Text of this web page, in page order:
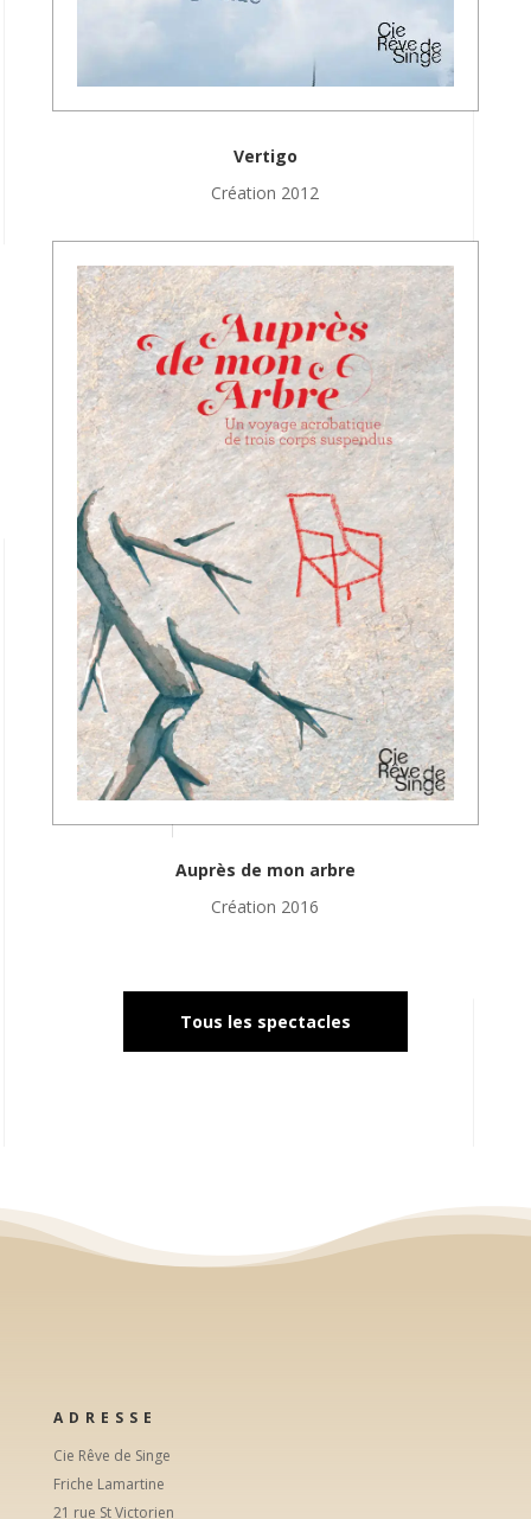
Vertigo
Création 2012
Auprès de mon arbre
Création 2016
Tous les spectacles
ADRESSE
Cie Rêve de Singe
Friche Lamartine
21 rue St Victorien